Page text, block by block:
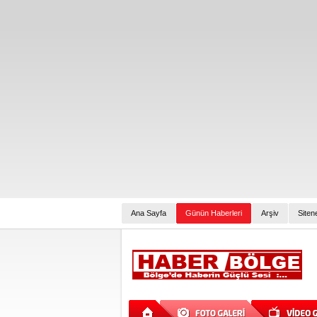
Ana Sayfa Günün Haberleri Arşiv